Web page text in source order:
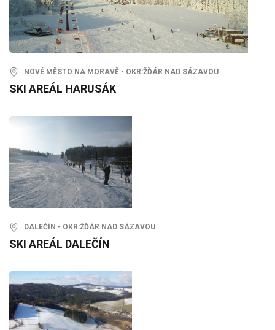
NOVÉ MĚSTO NA MORAVĚ - OKR:ŽĎÁR NAD SÁZAVOU
SKI AREÁL HARUSÁK
DALEČÍN - OKR:ŽĎÁR NAD SÁZAVOU
SKI AREÁL DALEČÍN